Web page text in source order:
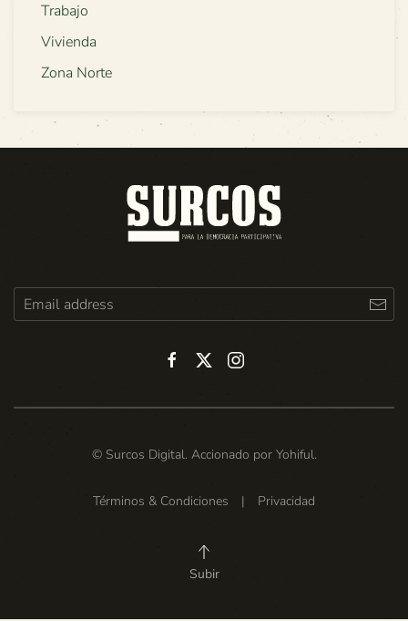
Trabajo
Vivienda
Zona Norte
© Surcos Digital. Accionado por Yohiful.
Términos & Condiciones | Privacidad
Subir